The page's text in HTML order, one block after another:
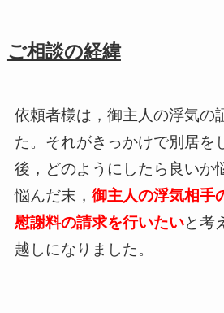
ご相談の経緯
依頼者様は，御主人の浮気の
た。それがきっかけで別居を
後，どのようにしたら良いか
悩んだ末， 御主人の浮気相手
慰謝料の請求を行いたいと考
越しになりました。